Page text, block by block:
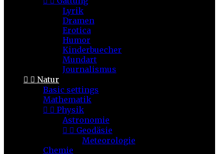
Lyrik
Dramen
Erotica
Humor
Kinderbuecher
Mundart
Journalismus
  Natur
Basic settings
Mathematik
  Physik
Astronomie
  Geodäsie
Meteorologie
Chemie